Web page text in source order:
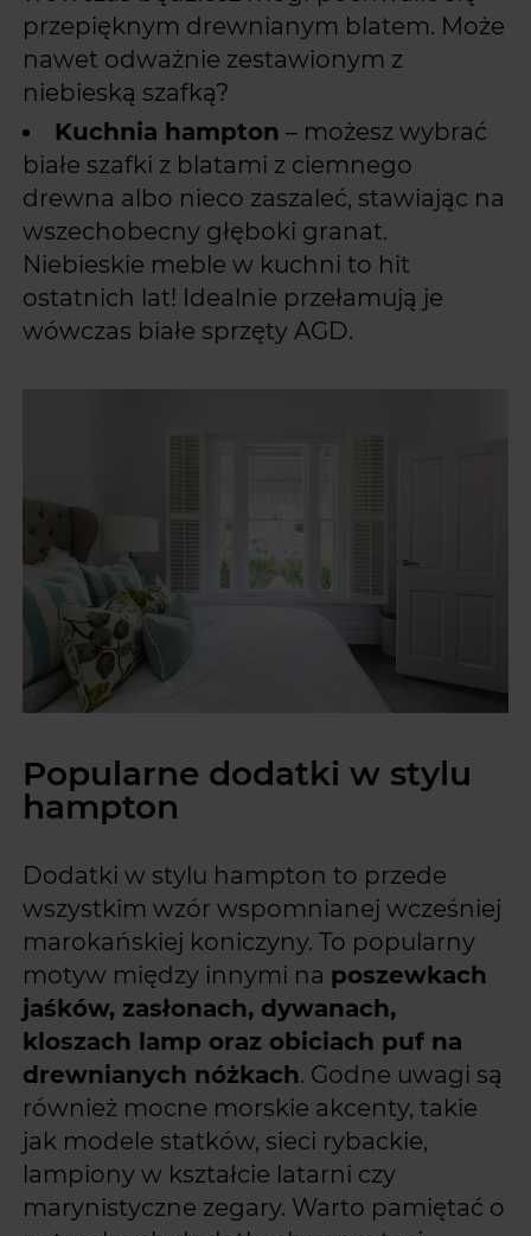
przepięknym drewnianym blatem. Może
nawet odważnie zestawionym z
niebieską szafką?
Kuchnia hampton – możesz wybrać
białe szafki z blatami z ciemnego
drewna albo nieco zaszaleć, stawiając na
wszechobecny głęboki granat.
Niebieskie meble w kuchni to hit
ostatnich lat! Idealnie przełamują je
wówczas białe sprzęty AGD.
Popularne dodatki w stylu
hampton
Dodatki w stylu hampton to przede
wszystkim wzór wspomnianej wcześniej
marokańskiej koniczyny. To popularny
motyw między innymi na poszewkach
jaśków, zasłonach, dywanach,
kloszach lamp oraz obiciach puf na
drewnianych nóżkach. Godne uwagi są
również mocne morskie akcenty, takie
jak modele statków, sieci rybackie,
lampiony w kształcie latarni czy
marynistyczne zegary. Warto pamiętać o